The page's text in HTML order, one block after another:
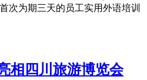
次为期三天的员工实用外语培训
相四川旅游博览会